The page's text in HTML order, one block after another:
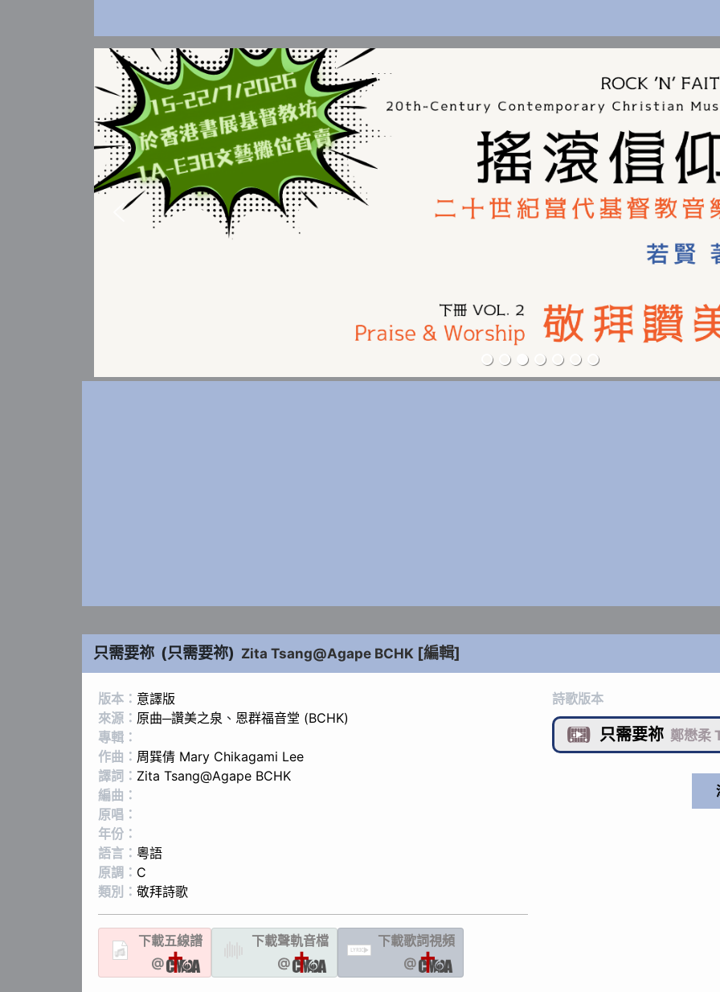
只需要祢 (只需要祢) Zita Tsang@Agape BCHK [編輯]
版本： 意譯版
來源： 原曲─讚美之泉 、 恩群福音堂 (BCHK)
專輯：
作曲： 周巽倩 Mary Chikagami Lee
譯詞： Zita Tsang@Agape BCHK
編曲：
原唱：
年份：
語言： 粵語
原調： C
類別： 敬拜詩歌
下載五線譜
@
下載聲軌音檔
@
LYRIC
下載歌詞視頻
@
詩歌版本
 只需要祢 鄭懋柔